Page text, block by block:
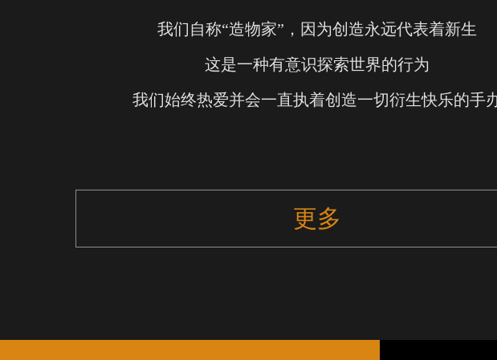
我们自称“造物家”，因为创造永远代表着新生
这是一种有意识探索世界的行为
我们始终热爱并会一直执着创造一切衍生快乐的手
更多